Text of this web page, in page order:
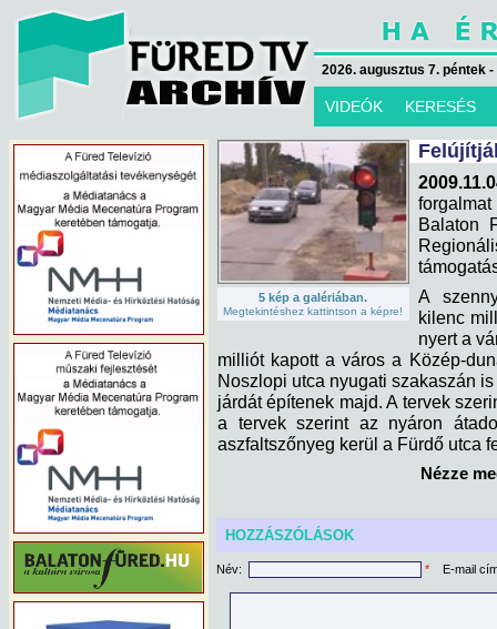
2026. augusztus 7. péntek
VIDEÓK KERESÉS
5 kép a galériában.
Megtekintéshez kattintson a képre!
Balaton
A
kilenc
nyert a
milliót kapott a város a Közép-
Noszlopi utca nyugati szakaszán
járdát építenek majd. A tervek
a tervek szerint az nyáron
aszfaltszőnyeg kerül a Fürdő utca
Nézze
HOZZÁSZÓLÁSOK
Név: * E-mail